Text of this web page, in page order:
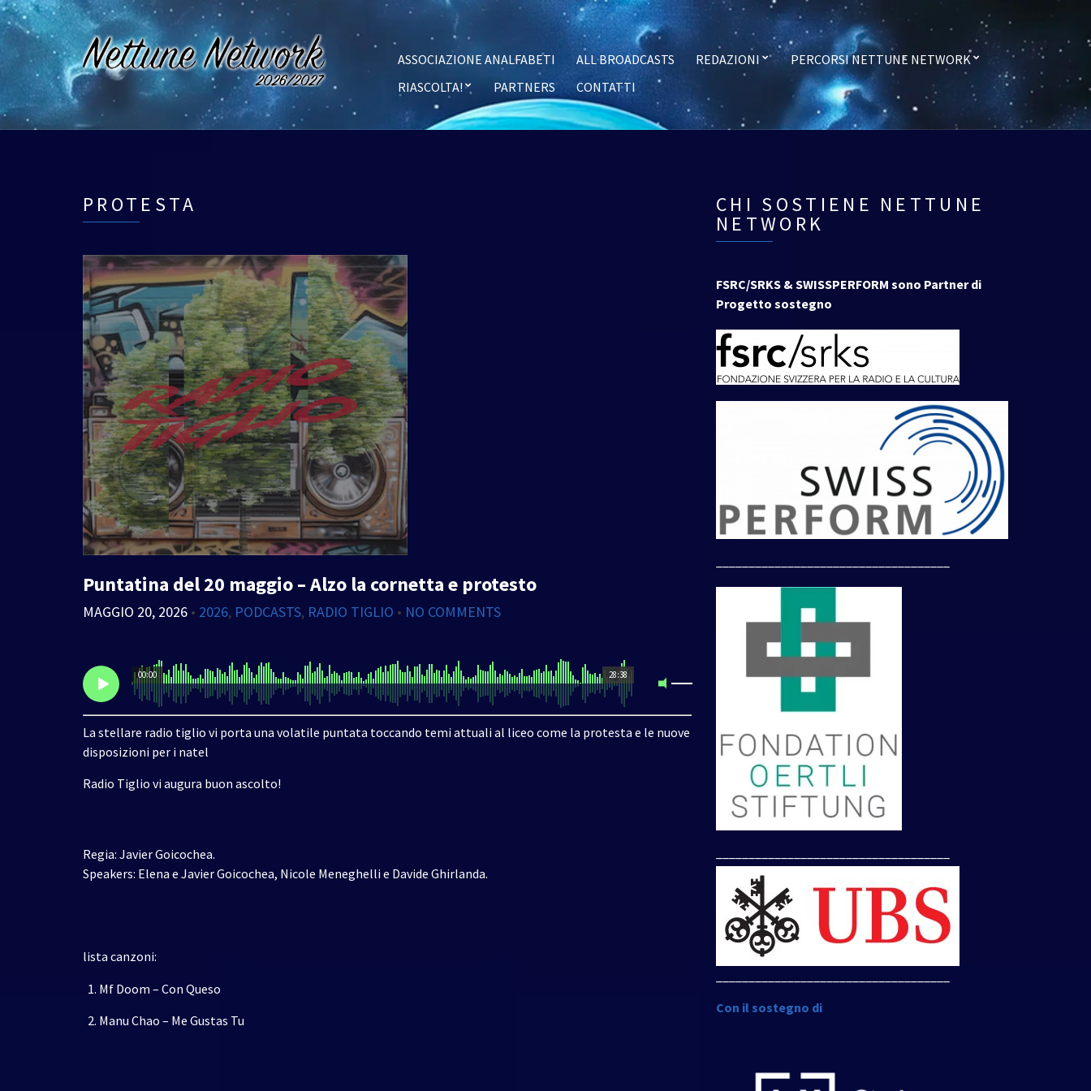
ASSOCIAZIONE ANALFABETI ALL BROADCASTS REDAZIONI
PERCORSI NETTUNE NETWORK
RIASCOLTA!
PARTNERS CONTATTI
PROTESTA
Puntatina del 20 maggio – Alzo la cornetta e protesto
MAGGIO 20, 2026 • 2026, PODCASTS, RADIO TIGLIO • NO COMMENTS
28:38
00:00
La stellare radio tiglio vi porta una volatile puntata toccando temi attuali al liceo come la protesta e le nuove
disposizioni per i natel
Radio Tiglio vi augura buon ascolto!
Regia: Javier Goicochea.
Speakers: Elena e Javier Goicochea, Nicole Meneghelli e Davide Ghirlanda.
lista canzoni:
Mf Doom – Con Queso
Manu Chao – Me Gustas Tu
CHI SOSTIENE NETTUNE
NETWORK
FSRC/SRKS & SWISSPERFORM sono Partner di
Progetto sostegno
Con il sostegno di